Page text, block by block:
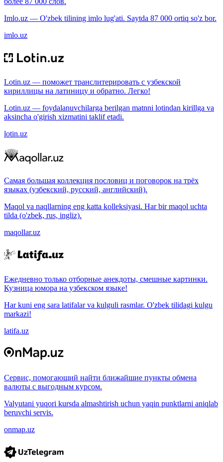
Imlo.uz — O'zbek tilining imlo lug'ati. Saytda 87 000 ortiq so'z bor.
imlo.uz
Lotin.uz — поможет транслитерировать с узбекской
кириллицы на латиницу и обратно. Легко!
Lotin.uz — foydalanuvchilarga berilgan matnni lotindan kirillga va
aksincha o'girish xizmatini taklif etadi.
lotin.uz
Самая большая коллекция пословиц и поговорок на трёх
языках (узбекский, русский, английский).
Maqol va naqllarning eng katta kolleksiyasi. Har bir maqol uchta
tilda (o'zbek, rus, ingliz).
maqollar.uz
Ежедневно только отборные анекдоты, смешные картинки.
Кузница юмора на узбекском языке!
Har kuni eng sara latifalar va kulguli rasmlar. O'zbek tilidagi kulgu
markazi!
latifa.uz
Сервис, помогающий найти ближайшие пункты обмена
валюты с выгодным курсом.
Valyutani yuqori kursda almashtirish uchun yaqin punktlarni aniqlab
beruvchi servis.
onmap.uz